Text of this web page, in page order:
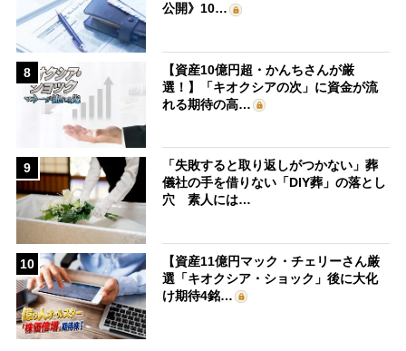
公開》10…
8
【資産10億円超・かんちさんが厳
選！】「キオクシアの次」に資金が流
れる期待の高…
9
「失敗すると取り返しがつかない」葬
儀社の手を借りない「DIY葬」の落とし
穴 素人には…
10
【資産11億円マック・チェリーさん厳
選「キオクシア・ショック」後に大化
け期待4銘…